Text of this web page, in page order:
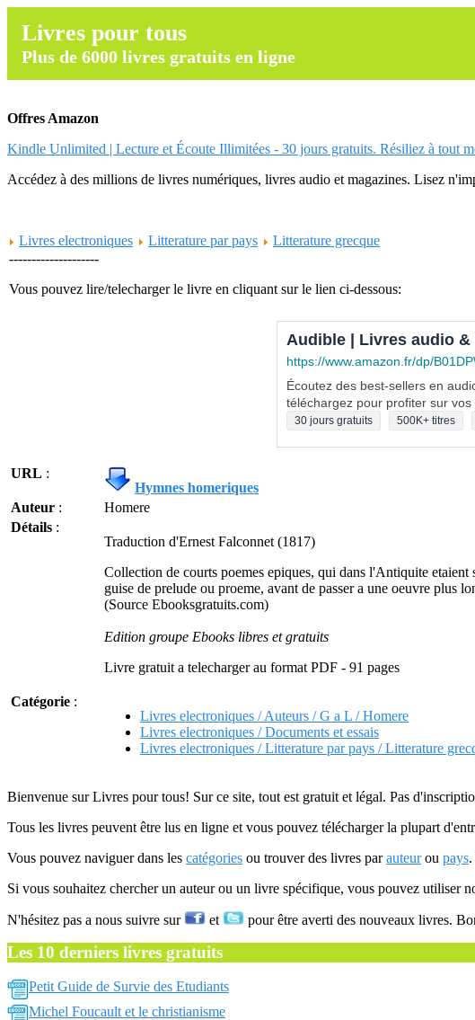
Livres pour tous
Plus de 6000 livres gratuits en ligne
Offres Amazon
Kindle Unlimited | Lecture et Écoute Illimitées - 30 jours gratuits. Résiliez à tout
Accédez à des millions de livres numériques, livres audio et magazines. Lisez
Livres electroniques
Litterature par pays
Litterature grecque
--------------------
Vous pouvez lire/telecharger le livre en cliquant sur le lien ci-dessous:
Audible | Livres audio
https://www.amazon.fr/dp/
Écoutez des best-sellers en
téléchargez pour profiter sur
30 jours gratuits 500K+ titres
URL :
Hymnes homeriques
Auteur :
Homere
Détails :
Traduction d'Ernest Falconnet (1817)
Collection de courts poemes epiques, qui dans l'Antiquite etaient
guise de prelude ou proeme, avant de passer a une oeuvre plus
(Source Ebooksgratuits.com)
Edition groupe Ebooks libres et gratuits
Livre gratuit a telecharger au format PDF - 91 pages
Catégorie :
Livres electroniques / Auteurs / G a L / Homere
Livres electroniques / Documents et essais
Livres electroniques / Litterature par pays / Litterature
Bienvenue sur Livres pour tous! Sur ce site, tout est gratuit et légal. Pas
Tous les livres peuvent être lus en ligne et vous pouvez télécharger la plupart
Vous pouvez naviguer dans les catégories ou trouver des livres parauteurou pays
Si vous souhaitez chercher un auteur ou un livre spécifique, vous pouvez utiliser
N'hésitez pas a nous suivre sur et pour être averti des nouveaux livres.
Les 10 derniers livres gratuits
Petit Guide de Survie des Etudiants
Michel Foucault et le christianisme